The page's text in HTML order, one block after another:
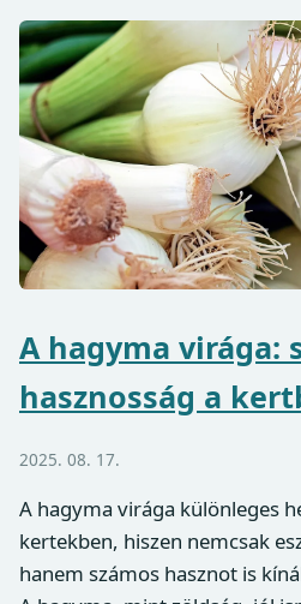
A hagyma virága:
hasznosság a
2025. 08. 17.
A hagyma virága különleges
kertekben, hiszen nemcsak
hanem számos hasznot is